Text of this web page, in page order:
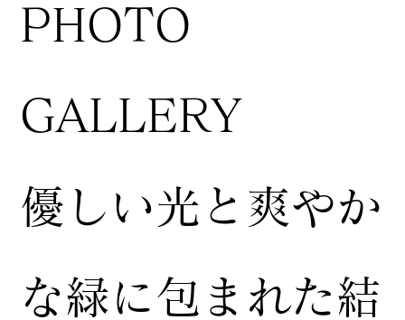
​PHOTO
GALLERY
​優しい光と爽やか
な緑に包まれた結